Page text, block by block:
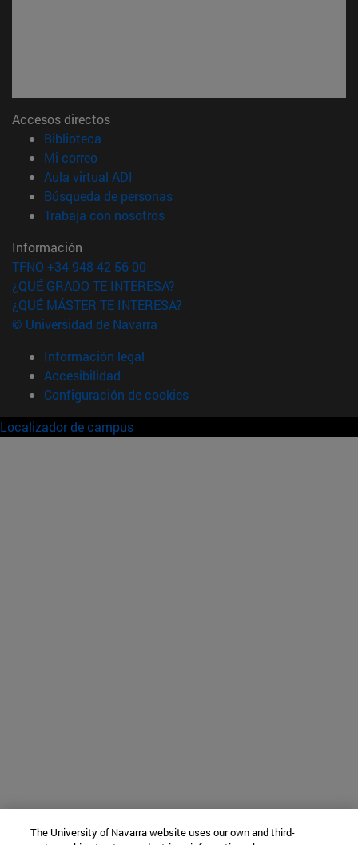
Accesos directos
Biblioteca
Mi correo(abre en nueva ventana)
Aula virtual ADI
Búsqueda de personas(abre en nueva ventana)
Trabaja con nosotros(abre en nueva ventana)
Información
TFNO +34 948 42 56 00
¿QUÉ GRADO TE INTERESA?
¿QUÉ MÁSTER TE INTERESA?
© Universidad de Navarra
Información legal
Accesibilidad
Configuración de cookies
Localizador de campus
The University of Navarra website uses our own and third-